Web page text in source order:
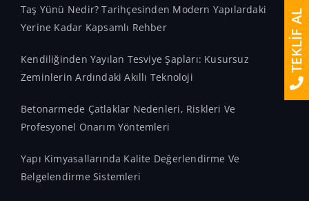
Taş Yünü Nedir? Tarihçesinden Modern Yapılardaki
Yerine Kadar Kapsamlı Rehber
Kendiliğinden Yayılan Tesviye Şapları: Kusursuz
Zeminlerin Ardındaki Akıllı Teknoloji
Betonarmede Çatlaklar Nedenleri, Riskleri Ve
Profesyonel Onarım Yöntemleri
Yapı Kimyasallarında Kalite Değerlendirme Ve
Belgelendirme Sistemleri
TEKLİF AL